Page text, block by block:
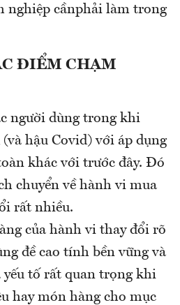
nghiệp cầnphải làm trong
ĐIỂM CHẠM
người dùng trong khi
hậu Covid) với áp dụng
khác với trước đây. Đó
chuyển về hành vi mua
rất nhiều.
của hành vi thay đổi rõ
đề cao tính bền vững và
yếu tố rất quan trọng khi
hay món hàng cho mục